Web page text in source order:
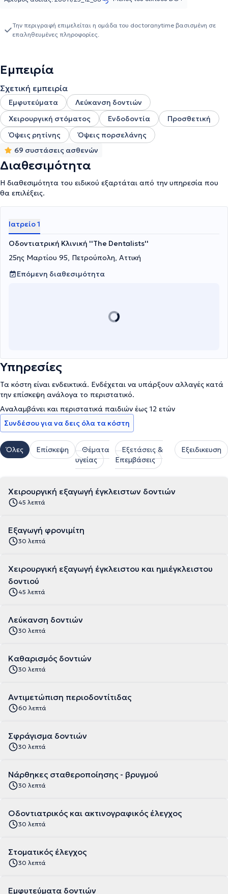
Την περιγραφή επιμελείται η ομάδα του doctoranytime βασισμένη σε
επαληθευμένες πληροφορίες.
Εμπειρία
Σχετική εμπειρία
Εμφυτεύματα
Λεύκανση δοντιών
Χειρουργική στόματος
Ενδοδοντία
Προσθετική
Όψεις ρητίνης
Όψεις πορσελάνης
69 συστάσεις ασθενών
Διαθεσιμότητα
Η διαθεσιμότητα του ειδικού εξαρτάται από την υπηρεσία που
θα επιλέξεις.
Ιατρείο 1
Οδοντιατρική Κλινική ''The Dentalists''
25ης Μαρτίου 95, Πετρούπολη, Αττική
Επόμενη διαθεσιμότητα
Υπηρεσίες
Τα κόστη είναι ενδεικτικά. Ενδέχεται να υπάρξουν αλλαγές κατά
την επίσκεψη ανάλογα το περιστατικό.
Αναλαμβάνει και περιστατικά παιδιών έως 12 ετών
Συνδέσου για να δεις όλα τα κόστη
Όλες Επίσκεψη
Θέματα
υγείας
Εξετάσεις &
Επεμβάσεις
Εξειδικευση
Χειρουργική εξαγωγή έγκλειστων δοντιών
45 λεπτά
Εξαγωγή φρονιμίτη
30 λεπτά
Χειρουργική εξαγωγή έγκλειστου και ημιέγκλειστου
δοντιού
45 λεπτά
Λεύκανση δοντιών
30 λεπτά
Καθαρισμός δοντιών
30 λεπτά
Αντιμετώπιση περιοδοντίτιδας
60 λεπτά
Σφράγισμα δοντιών
30 λεπτά
Νάρθηκες σταθεροποίησης - βρυγμού
30 λεπτά
Οδοντιατρικός και ακτινογραφικός έλεγχος
30 λεπτά
Στοματικός έλεγχος
30 λεπτά
Εμφυτεύματα δοντιών